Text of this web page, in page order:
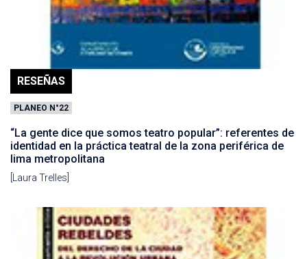
RESEÑAS
PLANEO N°22
“La gente dice que somos teatro popular”: referentes de
identidad en la práctica teatral de la zona periférica de
lima metropolitana
[Laura Trelles]